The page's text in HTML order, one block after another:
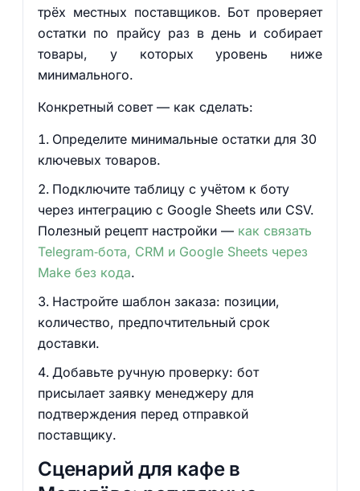
трёх местных поставщиков. Бот проверяет
остатки по прайсу раз в день и собирает
товары, у которых уровень ниже
минимального.
Конкретный совет — как сделать:
Определите минимальные остатки для 30
ключевых товаров.
Подключите таблицу с учётом к боту
через интеграцию с Google Sheets или CSV.
Полезный рецепт настройки — как связать
Telegram‑бота, CRM и Google Sheets через
Make без кода.
Настройте шаблон заказа: позиции,
количество, предпочтительный срок
доставки.
Добавьте ручную проверку: бот
присылает заявку менеджеру для
подтверждения перед отправкой
поставщику.
Сценарий для кафе в